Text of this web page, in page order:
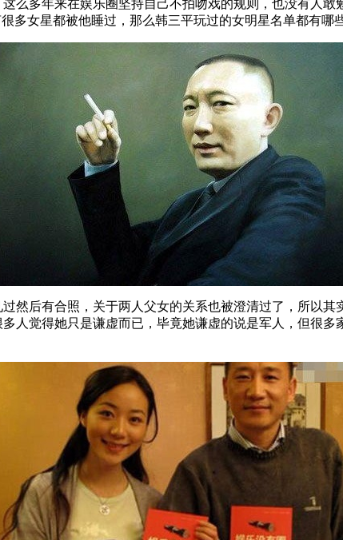
么多年来在娱乐圈坚持自己不拍吻戏的规则，也没有人
多女星都被他睡过，那么韩三平玩过的女明星名单都有哪
然后有合照，关于两人父女的关系也被澄清过了，所以
人觉得她只是谦虚而已，毕竟她谦虚的说是军人，但很